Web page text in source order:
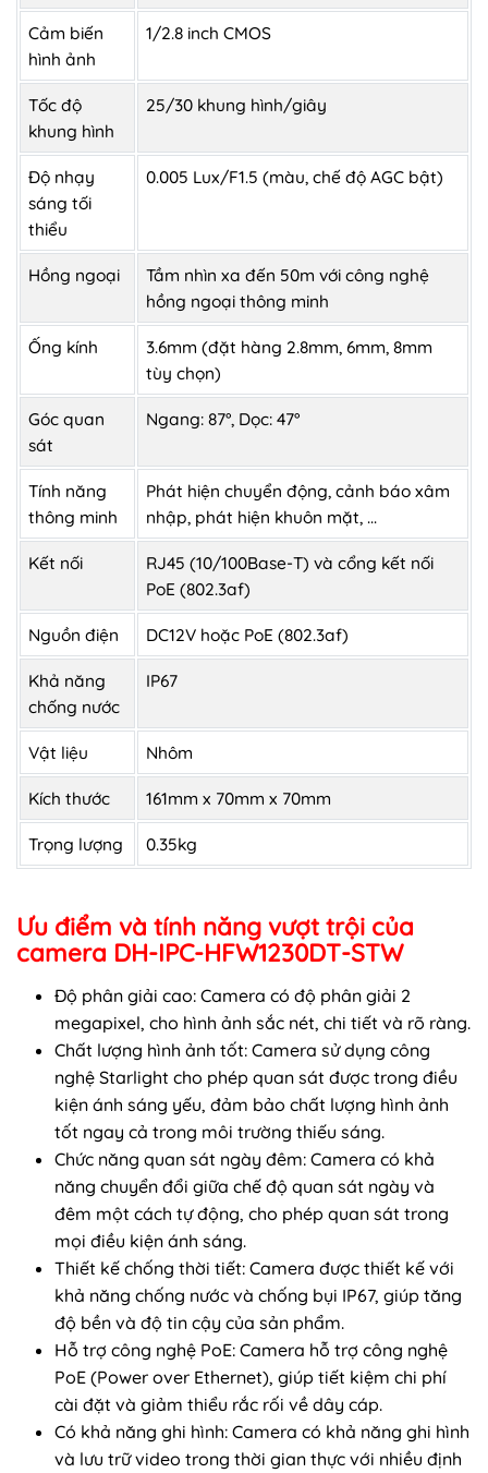
Cảm biến
hình ảnh
1/2.8 inch CMOS
Tốc độ
khung hình
25/30 khung hình/giây
Độ nhạy
sáng tối
thiểu
0.005 Lux/F1.5 (màu, chế độ AGC bật)
Hồng ngoại
Tầm nhìn xa đến 50m với công nghệ
hồng ngoại thông minh
Ống kính
3.6mm (đặt hàng 2.8mm, 6mm, 8mm
tùy chọn)
Góc quan
sát
Ngang: 87°, Dọc: 47°
Tính năng
thông minh
Phát hiện chuyển động, cảnh báo xâm
nhập, phát hiện khuôn mặt, ...
Kết nối
RJ45 (10/100Base-T) và cổng kết nối
PoE (802.3af)
Nguồn điện DC12V hoặc PoE (802.3af)
Khả năng
chống nước
IP67
Vật liệu Nhôm
Kích thước 161mm x 70mm x 70mm
Trọng lượng 0.35kg
Ưu điểm và tính năng vượt trội của
camera DH-IPC-HFW1230DT-STW
Độ phân giải cao: Camera có độ phân giải 2
megapixel, cho hình ảnh sắc nét, chi tiết và rõ ràng.
Chất lượng hình ảnh tốt: Camera sử dụng công
nghệ Starlight cho phép quan sát được trong điều
kiện ánh sáng yếu, đảm bảo chất lượng hình ảnh
tốt ngay cả trong môi trường thiếu sáng.
Chức năng quan sát ngày đêm: Camera có khả
năng chuyển đổi giữa chế độ quan sát ngày và
đêm một cách tự động, cho phép quan sát trong
mọi điều kiện ánh sáng.
Thiết kế chống thời tiết: Camera được thiết kế với
khả năng chống nước và chống bụi IP67, giúp tăng
độ bền và độ tin cậy của sản phẩm.
Hỗ trợ công nghệ PoE: Camera hỗ trợ công nghệ
PoE (Power over Ethernet), giúp tiết kiệm chi phí
cài đặt và giảm thiểu rắc rối về dây cáp.
Có khả năng ghi hình: Camera có khả năng ghi hình
và lưu trữ video trong thời gian thực với nhiều định